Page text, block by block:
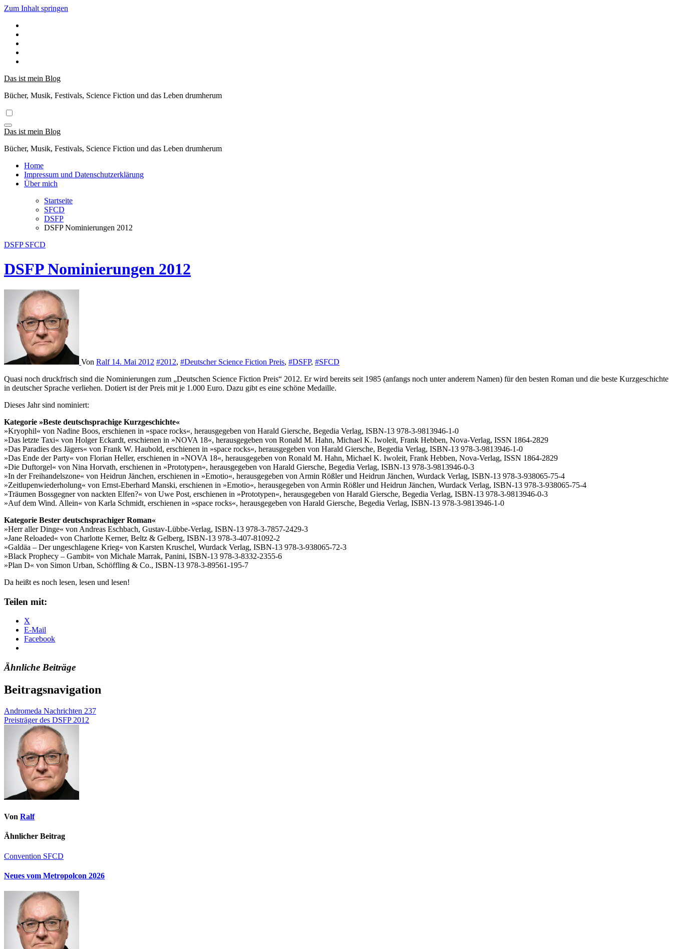
Zum Inhalt springen
Das ist mein Blog
Bücher, Musik, Festivals, Science Fiction und das Leben drumherum
Das ist mein Blog
Bücher, Musik, Festivals, Science Fiction und das Leben drumherum
Home
Impressum und Datenschutzerklärung
Über mich
Startseite
SFCD
DSFP
DSFP Nominierungen 2012
DSFP SFCD
DSFP Nominierungen 2012
Von Ralf 14. Mai 2012 #2012, #Deutscher Science Fiction Preis, #DSFP, #SFCD
Quasi noch druckfrisch sind die Nominierungen zum „Deutschen Science Fiction Preis“ 2012. Er wird bereits seit 1985 (anfangs noch unter anderem Namen) für den besten Roman und die beste Kurzgeschichte
in deutscher Sprache verliehen. Dotiert ist der Preis mit je 1.000 Euro. Dazu gibt es eine schöne Medaille.
Dieses Jahr sind nominiert:
Kategorie »Beste deutschsprachige Kurzgeschichte«
»Kryophil« von Nadine Boos, erschienen in »space rocks«, herausgegeben von Harald Giersche, Begedia Verlag, ISBN-13 978-3-9813946-1-0
»Das letzte Taxi« von Holger Eckardt, erschienen in »NOVA 18«, herausgegeben von Ronald M. Hahn, Michael K. Iwoleit, Frank Hebben, Nova-Verlag, ISSN 1864-2829
»Das Paradies des Jägers« von Frank W. Haubold, erschienen in »space rocks«, herausgegeben von Harald Giersche, Begedia Verlag, ISBN-13 978-3-9813946-1-0
»Das Ende der Party« von Florian Heller, erschienen in »NOVA 18«, herausgegeben von Ronald M. Hahn, Michael K. Iwoleit, Frank Hebben, Nova-Verlag, ISSN 1864-2829
»Die Duftorgel« von Nina Horvath, erschienen in »Prototypen«, herausgegeben von Harald Giersche, Begedia Verlag, ISBN-13 978-3-9813946-0-3
»In der Freihandelszone« von Heidrun Jänchen, erschienen in »Emotio«, herausgegeben von Armin Rößler und Heidrun Jänchen, Wurdack Verlag, ISBN-13 978-3-938065-75-4
»Zeitlupenwiederholung« von Ernst-Eberhard Manski, erschienen in »Emotio«, herausgegeben von Armin Rößler und Heidrun Jänchen, Wurdack Verlag, ISBN-13 978-3-938065-75-4
»Träumen Bossgegner von nackten Elfen?« von Uwe Post, erschienen in »Prototypen«, herausgegeben von Harald Giersche, Begedia Verlag, ISBN-13 978-3-9813946-0-3
»Auf dem Wind. Allein« von Karla Schmidt, erschienen in »space rocks«, herausgegeben von Harald Giersche, Begedia Verlag, ISBN-13 978-3-9813946-1-0
Kategorie Bester deutschsprachiger Roman«
»Herr aller Dinge« von Andreas Eschbach, Gustav-Lübbe-Verlag, ISBN-13 978-3-7857-2429-3
»Jane Reloaded« von Charlotte Kerner, Beltz & Gelberg, ISBN-13 978-3-407-81092-2
»Galdäa – Der ungeschlagene Krieg« von Karsten Kruschel, Wurdack Verlag, ISBN-13 978-3-938065-72-3
»Black Prophecy – Gambit« von Michale Marrak, Panini, ISBN-13 978-3-8332-2355-6
»Plan D« von Simon Urban, Schöffling & Co., ISBN-13 978-3-89561-195-7
Da heißt es noch lesen, lesen und lesen!
Teilen mit:
X
E-Mail
Facebook
Ähnliche Beiträge
Beitragsnavigation
Andromeda Nachrichten 237
Preisträger des DSFP 2012
Von Ralf
Ähnlicher Beitrag
Convention SFCD
Neues vom Metropolcon 2026